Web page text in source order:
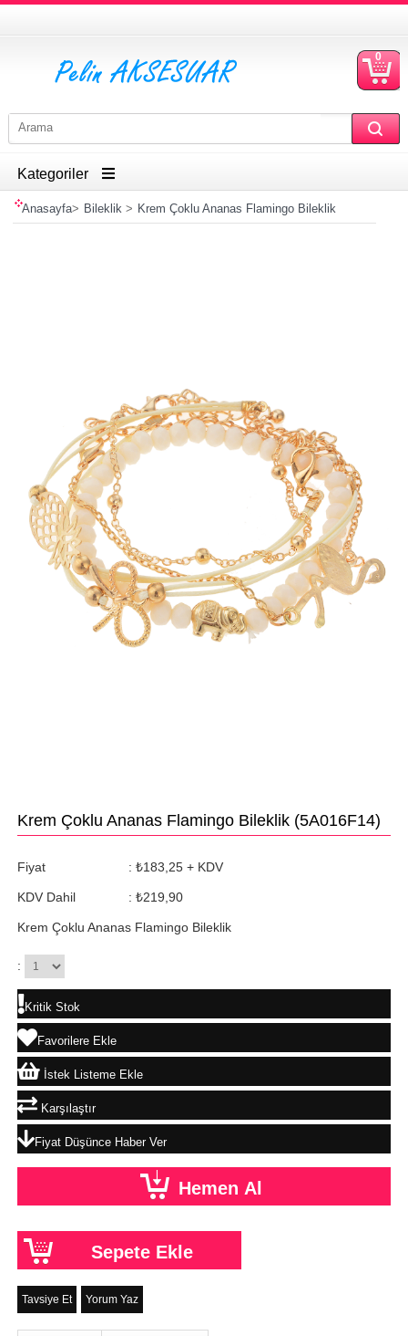
0
Kategoriler
Anasayfa> Bileklik> Krem Çoklu Ananas Flamingo Bileklik
Krem Çoklu Ananas Flamingo Bileklik (5A016F14)
Fiyat : ₺183,25+ KDV
KDV Dahil : ₺219,90
Krem Çoklu Ananas Flamingo Bileklik
:
Kritik Stok
Favorilere Ekle
İstek Listeme Ekle
Karşılaştır
Fiyat Düşünce Haber Ver
Tavsiye Et Yorum Yaz